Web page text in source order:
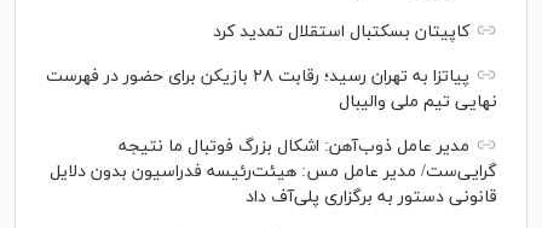
کاپیتان بسکتبال استقلال تمدید کرد
پیاتزا به تهران رسید؛ رقابت ۲۸ بازیکن برای حضور در فهرست
نهایی تیم ملی والیبال
مدیر عامل ذوب‌آهن: اشکال بزرگ فوتبال ما نتیجه
گرایی‌ست/ مدیر عامل مس: هیئت‌رئیسه فدراسیون بدون دلایل
قانونی دستور به برگزاری پلی‌آف داد